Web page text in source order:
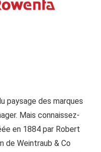
paysage des marques
Mais connaissez-
en 1884 par Robert
de Weintraub & Co